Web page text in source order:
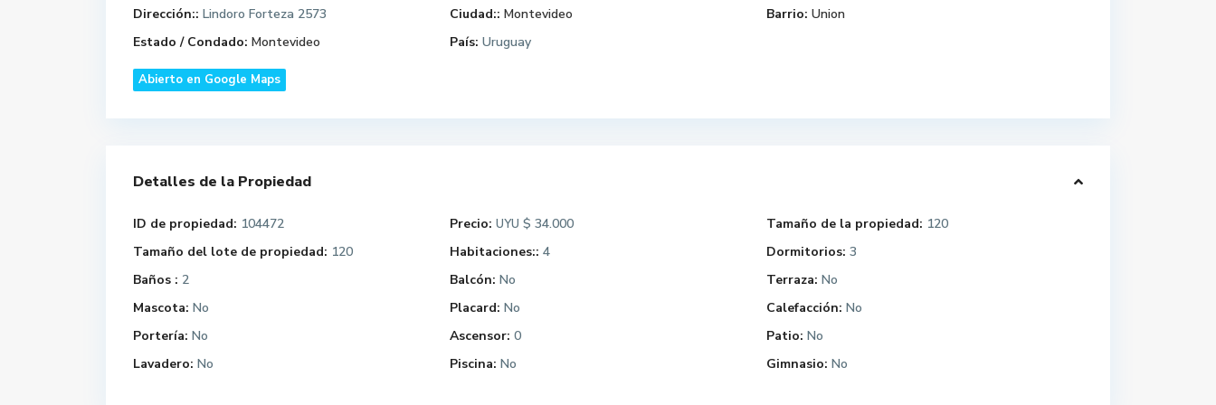
Dirección:: Lindoro Forteza 2573 Ciudad:: Montevideo Barrio: Union
Estado / Condado: Montevideo País: Uruguay
Abierto en Google Maps
Detalles de la Propiedad
ID de propiedad: 104472 Precio: UYU $ 34.000 Tamaño de la propiedad: 120
Tamaño del lote de propiedad: 120 Habitaciones:: 4 Dormitorios: 3
Baños : 2 Balcón: No Terraza: No
Mascota: No Placard: No Calefacción: No
Portería: No Ascensor: 0 Patio: No
Lavadero: No Piscina: No Gimnasio: No